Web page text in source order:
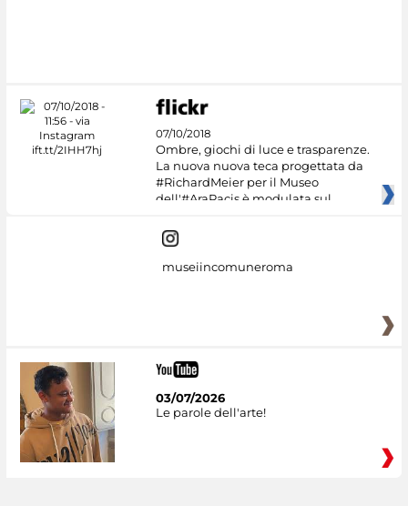
07/10/2018
Ombre, giochi di luce e trasparenze.
La nuova nuova teca progettata da
#RichardMeier per il Museo
dell'#AraPacis è modulata sul
museiincomuneroma
03/07/2026
Le parole dell'arte!